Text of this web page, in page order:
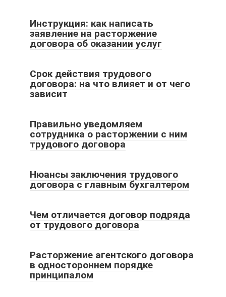
Инструкция: как написать
заявление на расторжение
договора об оказании услуг
Срок действия трудового
договора: на что влияет и от чего
зависит
Правильно уведомляем
сотрудника о расторжении с ним
трудового договора
Нюансы заключения трудового
договора с главным бухгалтером
Чем отличается договор подряда
от трудового договора
Расторжение агентского договора
в одностороннем порядке
принципалом